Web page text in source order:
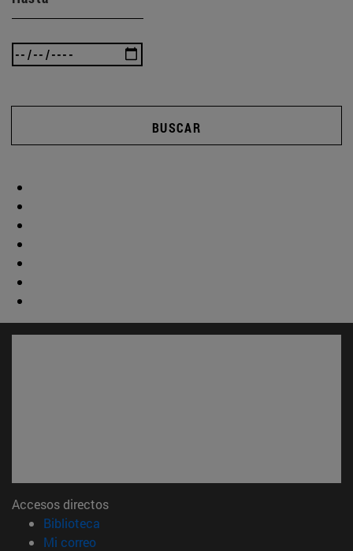
BUSCAR
Accesos directos
Biblioteca
Mi correo(abre en nueva ventana)